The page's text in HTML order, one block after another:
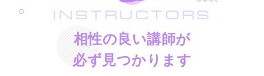
INSTRUCTORS
相性の良い講師が
必ず見つかります